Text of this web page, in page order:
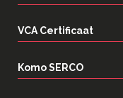
VCA Certificaat
Komo SERCO